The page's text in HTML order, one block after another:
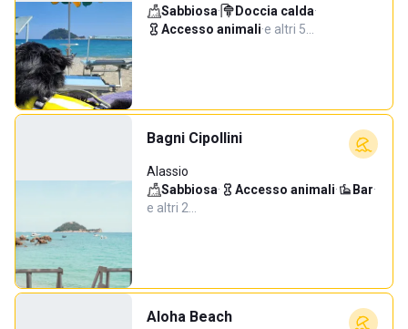
Sabbiosa· Doccia calda·
Accesso animali·e altri 5…
Bagni Cipollini
Alassio
Sabbiosa· Accesso animali· Bar·
e altri 2…
Aloha Beach